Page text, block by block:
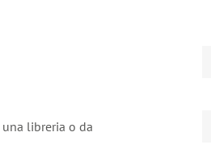
libreria o da